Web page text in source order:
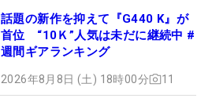
話題の新作を抑えて『G440 K』が
首位 “10Ｋ”人気は未だに継続中 #
週間ギアランキング
2026年8月8日 (土) 18時00分 11